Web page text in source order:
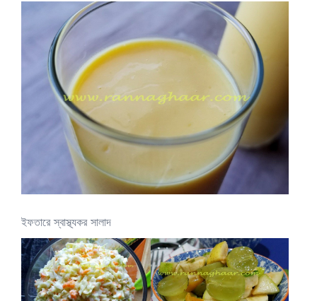
ইফতারে স্বাস্থ্যকর সালাদ